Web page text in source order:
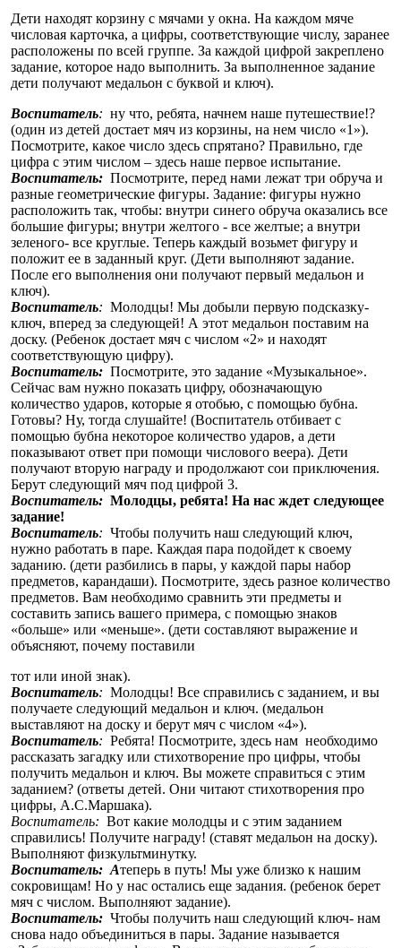
Дети находят корзину с мячами у окна. На каждом мяче
числовая карточка, а цифры, соответствующие числу, заранее
расположены по всей группе. За каждой цифрой закреплено
задание, которое надо выполнить. За выполненное задание
дети получают медальон с буквой и ключ).
Воспитатель: ну что, ребята, начнем наше путешествие!?
(один из детей достает мяч из корзины, на нем число «1»).
Посмотрите, какое число здесь спрятано? Правильно, где
цифра с этим числом – здесь наше первое испытание.
Воспитатель: Посмотрите, перед нами лежат три обруча и
разные геометрические фигуры. Задание: фигуры нужно
расположить так, чтобы: внутри синего обруча оказались все
большие фигуры; внутри желтого - все желтые; а внутри
зеленого- все круглые. Теперь каждый возьмет фигуру и
положит ее в заданный круг. (Дети выполняют задание.
После его выполнения они получают первый медальон и
ключ).
Воспитатель: Молодцы! Мы добыли первую подсказку-
ключ, вперед за следующей! А этот медальон поставим на
доску. (Ребенок достает мяч с числом «2» и находят
соответствующую цифру).
Воспитатель: Посмотрите, это задание «Музыкальное».
Сейчас вам нужно показать цифру, обозначающую
количество ударов, которые я отобью, с помощью бубна.
Готовы? Ну, тогда слушайте! (Воспитатель отбивает с
помощью бубна некоторое количество ударов, а дети
показывают ответ при помощи числового веера). Дети
получают вторую награду и продолжают сои приключения.
Берут следующий мяч под цифрой 3.
Воспитатель: Молодцы, ребята! На нас ждет следующее
задание!
Воспитатель: Чтобы получить наш следующий ключ,
нужно работать в паре. Каждая пара подойдет к своему
заданию. (дети разбились в пары, у каждой пары набор
предметов, карандаши). Посмотрите, здесь разное количество
предметов. Вам необходимо сравнить эти предметы и
составить запись вашего примера, с помощью знаков
«больше» или «меньше». (дети составляют выражение и
объясняют, почему поставили
тот или иной знак).
Воспитатель: Молодцы! Все справились с заданием, и вы
получаете следующий медальон и ключ. (медальон
выставляют на доску и берут мяч с числом «4»).
Воспитатель: Ребята! Посмотрите, здесь нам необходимо
рассказать загадку или стихотворение про цифры, чтобы
получить медальон и ключ. Вы можете справиться с этим
заданием? (ответы детей. Они читают стихотворения про
цифры, А.С.Маршака).
Воспитатель: Вот какие молодцы и с этим заданием
справились! Получите награду! (ставят медальон на доску).
Выполняют физкультминутку.
Воспитатель: Атеперь в путь! Мы уже близко к нашим
сокровищам! Но у нас остались еще задания. (ребенок берет
мяч с числом. Выполняют задание).
Воспитатель: Чтобы получить наш следующий ключ- нам
снова надо объединиться в пары. Задание называется